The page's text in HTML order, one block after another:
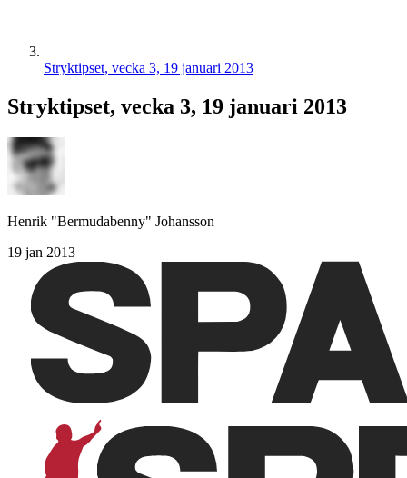
Stryktipset, vecka 3, 19 januari 2013
Stryktipset, vecka 3, 19 januari 2013
Henrik "Bermudabenny" Johansson
19 jan 2013